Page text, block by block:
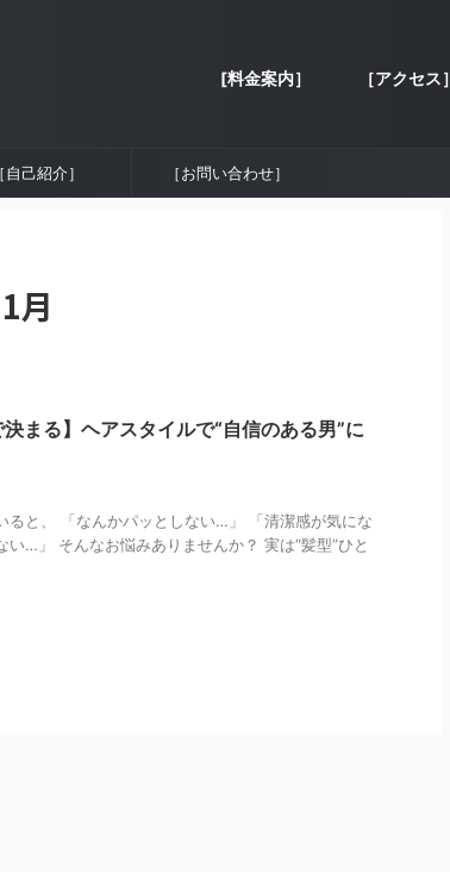
[料金案内］ ［アクセス］
［自己紹介］ ［お問い合わせ］
月
まる】ヘアスタイルで“自信のある男”に
ると、 「なんかパッとしない…」 「清潔感が気にな
…」 そんなお悩みありませんか？ 実は“髪型”ひと